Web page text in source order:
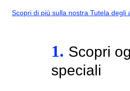
Scopri di più sulla nostra Tutela degli
1. Scopri
speciali